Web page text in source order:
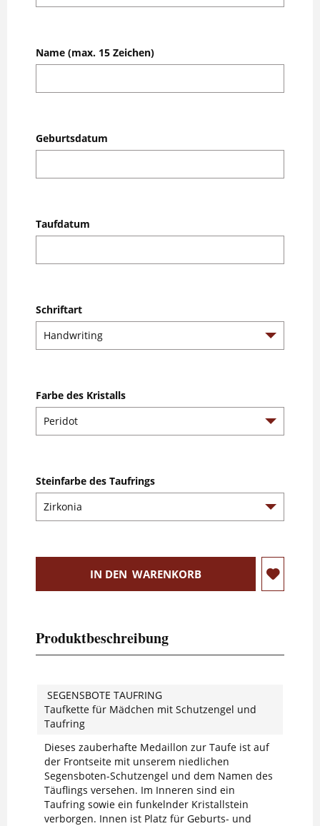
Name (max. 15 Zeichen)
Geburtsdatum
Taufdatum
Schriftart
Farbe des Kristalls
Steinfarbe des Taufrings
IN DEN WARENKORB
Produktbeschreibung
SEGENSBOTE TAUFRING
Taufkette für Mädchen mit Schutzengel und
Taufring
Dieses zauberhafte Medaillon zur Taufe ist auf
der Frontseite mit unserem niedlichen
Segensboten-Schutzengel und dem Namen des
Täuflings versehen. Im Inneren sind ein
Taufring sowie ein funkelnder Kristallstein
verborgen. Innen ist Platz für Geburts- und